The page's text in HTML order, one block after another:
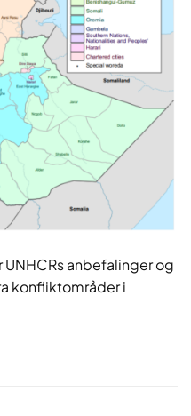
anbefalinger og
konfliktområder i